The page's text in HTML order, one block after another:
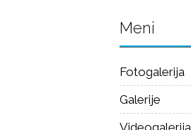
Meni
Fotogalerija
Galerije